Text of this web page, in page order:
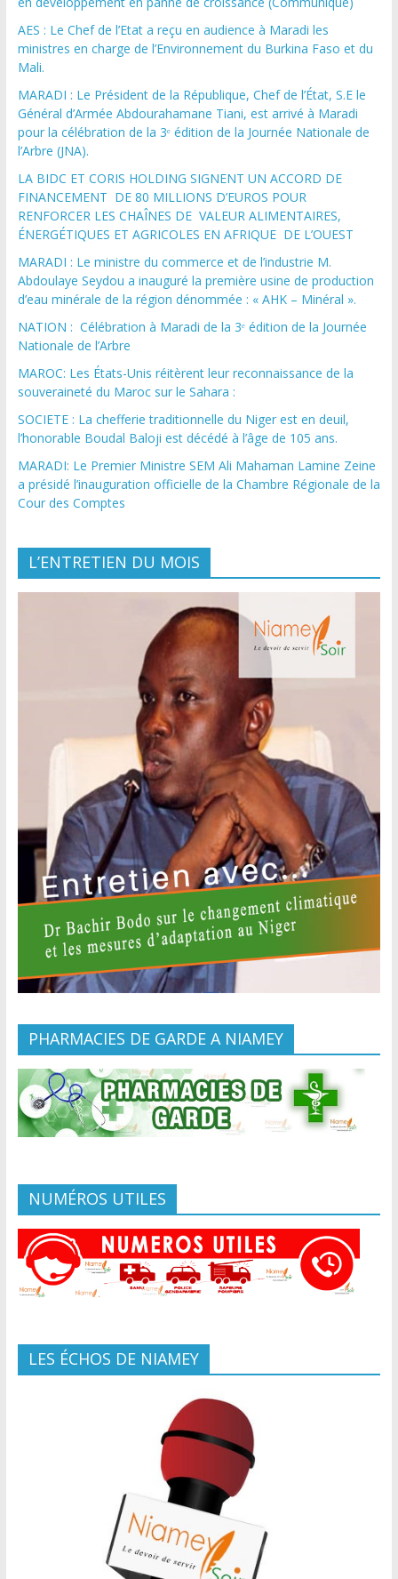
AES : Le Chef de l’Etat a reçu en audience à Maradi les
ministres en charge de l’Environnement du Burkina Faso et du
Mali.
MARADI : Le Président de la République, Chef de l’État, S.E le
Général d’Armée Abdourahamane Tiani, est arrivé à Maradi
pour la célébration de la 3ᵉ édition de la Journée Nationale de
l’Arbre (JNA).
LA BIDC ET CORIS HOLDING SIGNENT UN ACCORD DE
FINANCEMENT DE 80 MILLIONS D’EUROS POUR
RENFORCER LES CHAÎNES DE VALEUR ALIMENTAIRES,
ÉNERGÉTIQUES ET AGRICOLES EN AFRIQUE DE L’OUEST
MARADI : Le ministre du commerce et de l’industrie M.
Abdoulaye Seydou a inauguré la première usine de production
d’eau minérale de la région dénommée : « AHK – Minéral ».
NATION : Célébration à Maradi de la 3ᵉ édition de la Journée
Nationale de l’Arbre
MAROC: Les États-Unis réitèrent leur reconnaissance de la
souveraineté du Maroc sur le Sahara :
SOCIETE : La chefferie traditionnelle du Niger est en deuil,
l’honorable Boudal Baloji est décédé à l’âge de 105 ans.
MARADI: Le Premier Ministre SEM Ali Mahaman Lamine Zeine
a présidé l’inauguration officielle de la Chambre Régionale de la
Cour des Comptes
L’ENTRETIEN DU MOIS
PHARMACIES DE GARDE A NIAMEY
NUMÉROS UTILES
LES ÉCHOS DE NIAMEY